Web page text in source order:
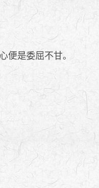
便是委屈不甘。